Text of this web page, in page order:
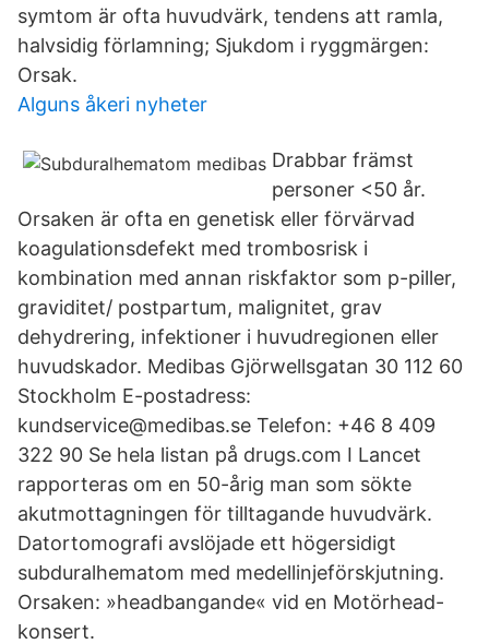
symtom är ofta huvudvärk, tendens att ramla,
halvsidig förlamning; Sjukdom i ryggmärgen:
Orsak.
Alguns åkeri nyheter
Drabbar främst
personer <50 år.
Orsaken är ofta en genetisk eller förvärvad
koagulationsdefekt med trombosrisk i
kombination med annan riskfaktor som p-piller,
graviditet/ postpartum, malignitet, grav
dehydrering, infektioner i huvudregionen eller
huvudskador. Medibas Gjörwellsgatan 30 112 60
Stockholm E-postadress:
kundservice@medibas.se Telefon: +46 8 409
322 90 Se hela listan på drugs.com I Lancet
rapporteras om en 50-årig man som sökte
akutmottagningen för tilltagande huvudvärk.
Datortomografi avslöjade ett högersidigt
subduralhematom med medellinjeförskjutning.
Orsaken: »headbangande« vid en Motörhead-
konsert.